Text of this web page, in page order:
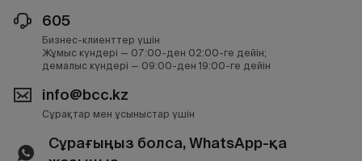
605
Бизнес-клиенттер үшін
Жұмыс күндері — 07:00-ден 02:00-ге дейін;
демалыс күндері — 09:00-ден 19:00-ге дейін
info@bcc.kz
Сұрақтар мен ұсыныстар үшін
Сұрағыңыз болса, WhatsApp-қа